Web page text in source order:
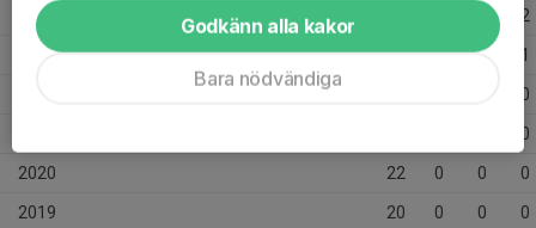
2024 2
2023 26 2 2 1
0
0
2020 22 0 0 0
2019 20 0 0 0
Godkänn alla kakor
Bara nödvändiga